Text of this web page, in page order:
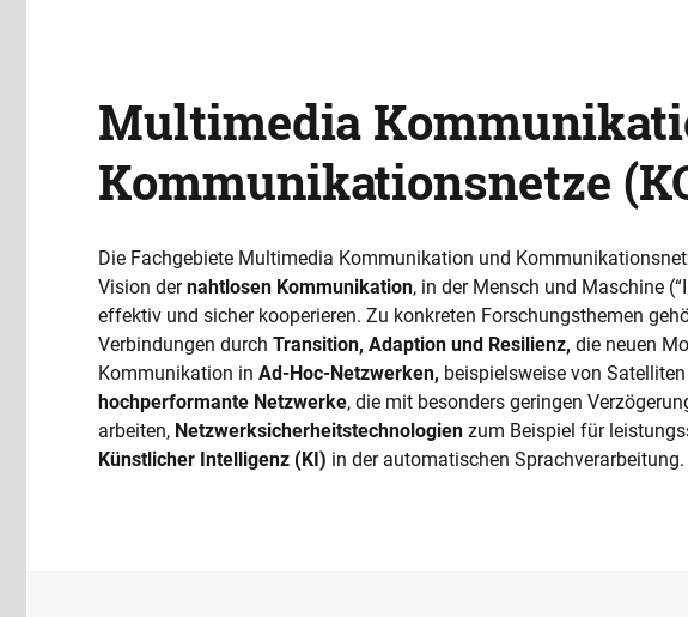
Multimedia
Kommunikationsnetze
Die Fachgebiete Multimedia Kommunikation und
Vision dernahtlosen Kommunikation, in der Mensch und Maschine
effektiv und sicher kooperieren. Zu konkreten Forschungsthemen
Verbindungen durch Transition, Adaption und Resilienz, die neuen
Kommunikation in Ad-Hoc-Netzwerken, beispielsweise von
hochperformante Netzwerke, die mit besonders geringen
arbeiten, Netzwerksicherheitstechnologien zum Beispiel für
Künstlicher Intelligenz (KI) in der automatischen Sprachverarbeitung.